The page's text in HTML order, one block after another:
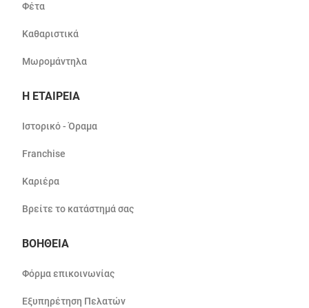
Φέτα
Καθαριστικά
Μωρομάντηλα
Η ΕΤΑΙΡΕΙΑ
Ιστορικό - Όραμα
Franchise
Καριέρα
Βρείτε το κατάστημά σας
ΒΟΗΘΕΙΑ
Φόρμα επικοινωνίας
Εξυπηρέτηση Πελατών